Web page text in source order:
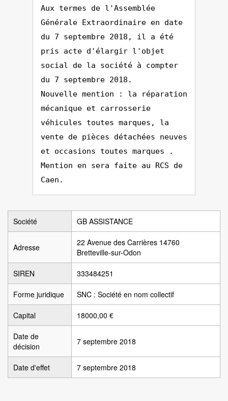
Aux termes de l'Assemblée
Générale Extraordinaire en date
du 7 septembre 2018, il a été
pris acte d'élargir l'objet
social de la société à compter
du 7 septembre 2018.
Nouvelle mention : la réparation
mécanique et carrosserie
véhicules toutes marques, la
vente de pièces détachées neuves
et occasions toutes marques .
Mention en sera faite au RCS de
Caen.
Société GB ASSISTANCE
Adresse
22 Avenue des Carrières 14760
Bretteville-sur-Odon
SIREN 333484251
Forme juridique SNC : Société en nom collectif
Capital 18000,00 €
Date de
décision
7 septembre 2018
Date d'effet 7 septembre 2018